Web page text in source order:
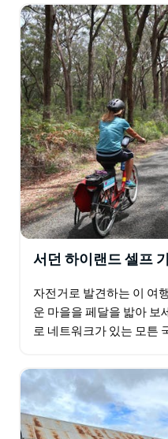
서던 하이랜드 셀프
자전거로 발견하는 이 여
운 마을을 페달을 밟아 보
로 네트워크가 있는 모튼
다…